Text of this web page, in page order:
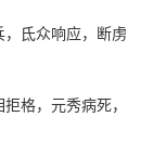
氐众响应，断虏
格，元秀病死，